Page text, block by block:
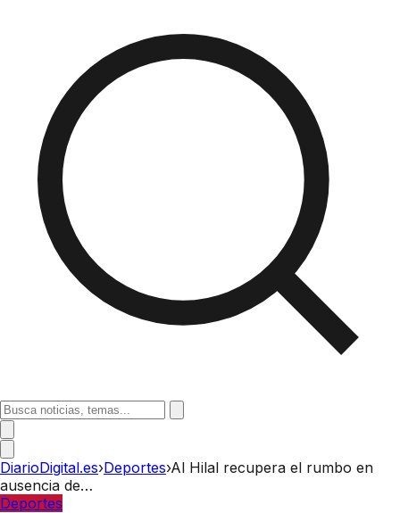
DiarioDigital.es›Deportes›Al Hilal recupera el rumbo en
ausencia de…
Deportes